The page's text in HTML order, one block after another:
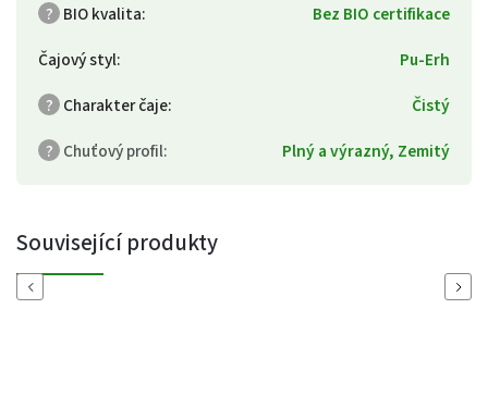
? BIO kvalita:
Bez BIO certifikace
Čajový styl:
Pu-Erh
? Charakter čaje:
Čistý
? Chuťový profil: Plný a výrazný, Zemitý
Související produkty
Previous Next